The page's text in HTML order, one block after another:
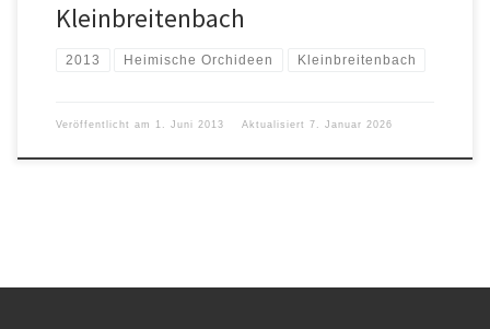
Kleinbreitenbach
2013 Heimische Orchideen Kleinbreitenbach
Veröffentlicht am 1. Juni 2013 Aktualisiert 7. Januar 2026